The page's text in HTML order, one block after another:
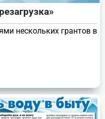
нескольких грантов в